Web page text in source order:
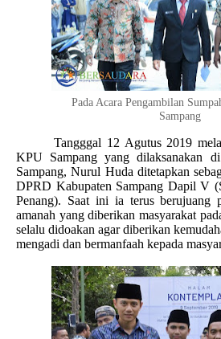
Pada Acara Pengambilan
Sampang
Tangggal 12 Agutus 2019
KPU Sampang yang dilaksanakan
Sampang, Nurul Huda ditetapkan
DPRD Kabupaten Sampang Dapil V
Penang). Saat ini ia terus berujuang
amanah yang diberikan masyarakat
selalu didoakan agar diberikan
mengadi dan bermanfaah kepada